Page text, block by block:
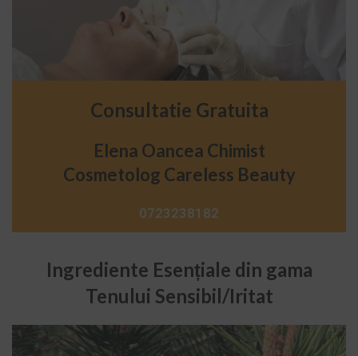
Consultatie Gratuita
Elena Oancea Chimist
Cosmetolog Careless Beauty
0723238182
Ingrediente Esențiale din gama
Tenului Sensibil/Iritat